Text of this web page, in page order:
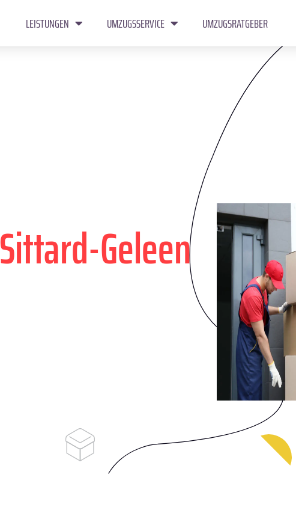
LEISTUNGEN UMZUGSSERVICE UMZUGSRATGEBER
Sittard-Geleen